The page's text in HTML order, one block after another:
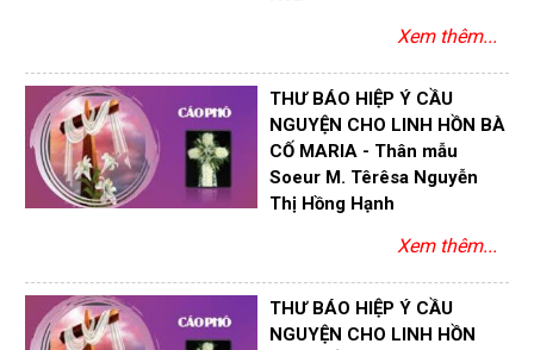
Xem thêm...
THƯ BÁO HIỆP Ý CẦU
NGUYỆN CHO LINH HỒN BÀ
CỐ MARIA - Thân mẫu
Soeur M. Têrêsa Nguyễn
Thị Hồng Hạnh
Xem thêm...
THƯ BÁO HIỆP Ý CẦU
NGUYỆN CHO LINH HỒN